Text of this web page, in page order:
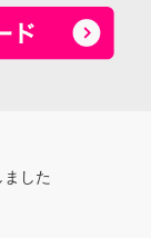
した